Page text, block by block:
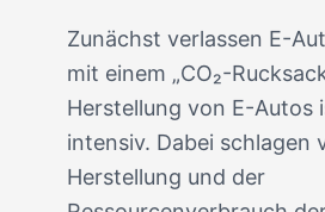
Zunächst verlassen E-
mit einem „CO₂-
Herstellung von E-Autos
intensiv. Dabei schlagen
Herstellung und der